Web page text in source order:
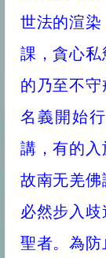
世法的渲
課，貪心
的乃至不
名義開始
講，有的入
故南无羌
必然步入
聖者。為